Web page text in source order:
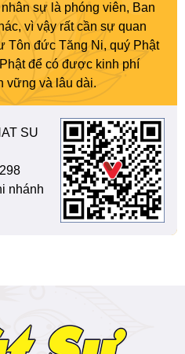
sự là phóng viên, Ban
vì vậy rất cần sự quan
Tôn đức Tăng Ni, quý Phật
để có được kinh phí
vững và lâu dài.
SU
nhánh